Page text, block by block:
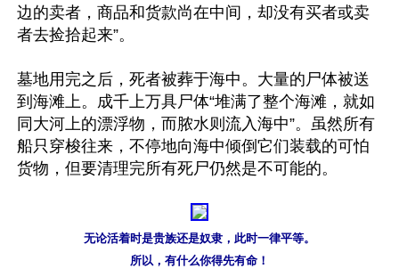
边的卖者，商品和货款尚在中间，却没有买者或卖
者去捡拾起来”。
墓地用完之后，死者被葬于海中。大量的尸体被送
到海滩上。成千上万具尸体“堆满了整个海滩，就如
同大河上的漂浮物，而脓水则流入海中”。虽然所有
船只穿梭往来，不停地向海中倾倒它们装载的可怕
货物，但要清理完所有死尸仍然是不可能的。
无论活着时是贵族还是奴隶，此时一律平等。
所以，有什么你得先有命！